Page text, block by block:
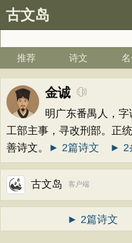
古文岛
推荐 诗文
金诚
明广东番禺人，
工部主事，寻改刑部。正
善诗文。
► 2篇诗文 ► 2
古文岛 客户端
► 2篇诗文